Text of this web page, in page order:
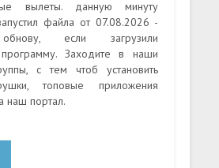
вылеты. данную минуту
файла от 07.08.2026 -
обнову, если загрузили
программу. Заходите в наши
с тем чтоб установить
топовые приложения
наш портал.